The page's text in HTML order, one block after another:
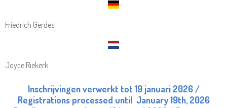
Friedrich Gerdes
Joyce Riekerk
Inschrijvingen verwerkt tot 19 januari 2026 /
Registrations processed until January 19th, 2026